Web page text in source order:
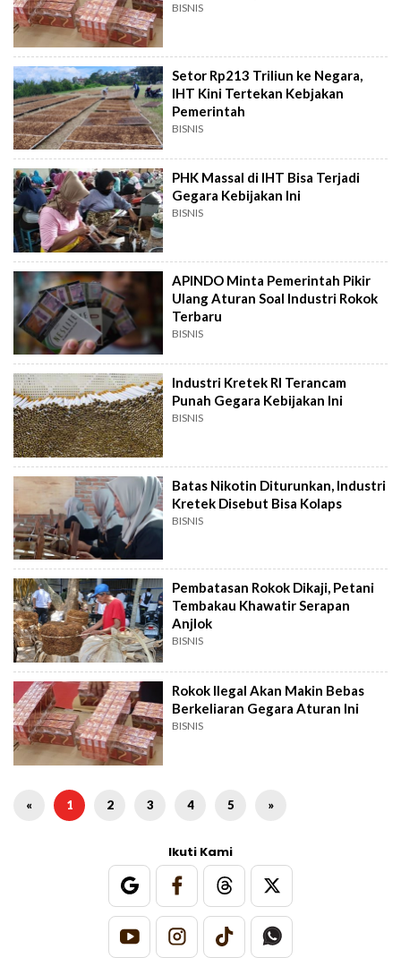
BISNIS
Setor Rp213 Triliun ke Negara,
IHT Kini Tertekan Kebjakan
Pemerintah
BISNIS
PHK Massal di IHT Bisa Terjadi
Gegara Kebijakan Ini
BISNIS
APINDO Minta Pemerintah Pikir
Ulang Aturan Soal Industri Rokok
Terbaru
BISNIS
Industri Kretek RI Terancam
Punah Gegara Kebijakan Ini
BISNIS
Batas Nikotin Diturunkan, Industri
Kretek Disebut Bisa Kolaps
BISNIS
Pembatasan Rokok Dikaji, Petani
Tembakau Khawatir Serapan
Anjlok
BISNIS
Rokok Ilegal Akan Makin Bebas
Berkeliaran Gegara Aturan Ini
BISNIS
« 1 2 3 4 5 »
Ikuti Kami